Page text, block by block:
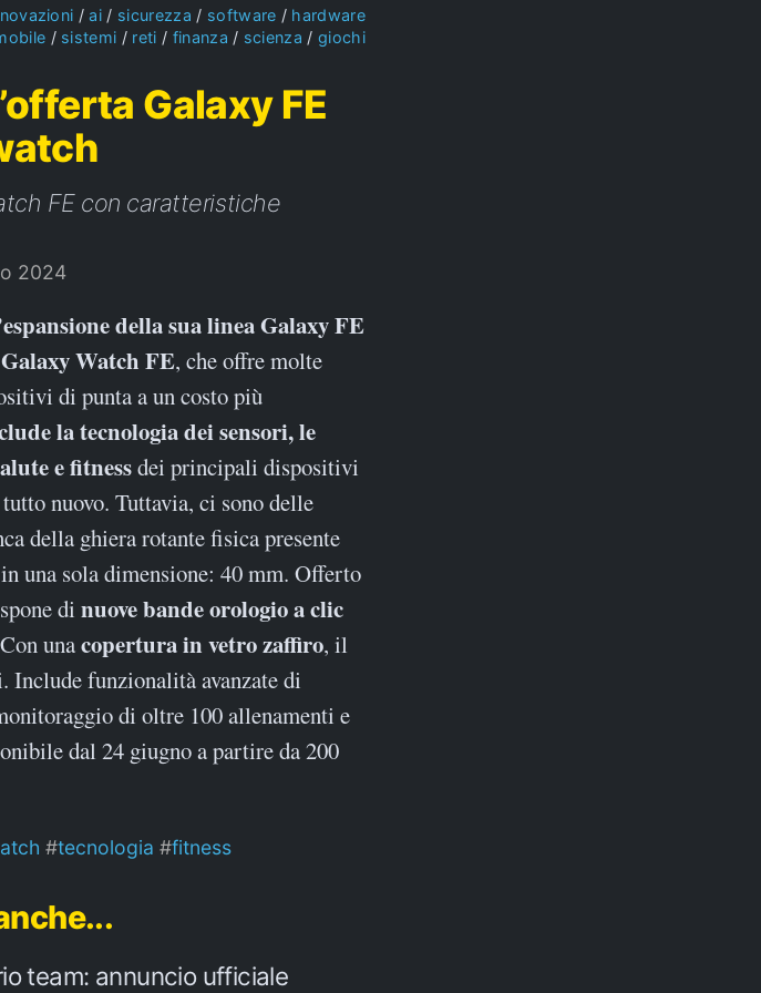
ai sicurezza software
hardware
sistemi reti finanza scienza giochi
Galaxy FE
FE con caratteristiche
2024
della sua linea Galaxy FE
Galaxy Watch FE, che offre molte
di punta a un costo più
la tecnologia dei sensori, le
e fitnessdei principali dispositivi
nuovo. Tuttavia, ci sono delle
della ghiera rotante fisica presente
una sola dimensione: 40 mm. Offerto
di nuove bande orologio a clic
unacopertura in vetro zaffiro, il
funzionalità avanzate di
di oltre 100 allenamenti e
dal 24 giugno a partire da 200
tecnologia fitness
team: annuncio ufficiale